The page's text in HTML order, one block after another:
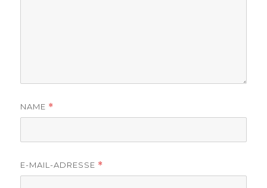
NAME *
E-MAIL-ADRESSE *